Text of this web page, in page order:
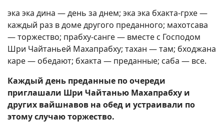
эка эка дина — день за днем; эка эка бхакта-грхе —
каждый раз в доме другого преданного; махотсава
— торжество; прабху-санге — вместе с Господом
Шри Чайтаньей Махапрабху; тахан — там; бходжана
каре — обедают; бхакта — преданные; саба — все.
Каждый день преданные по очереди
приглашали Шри Чайтанью Махапрабху и
других вайшнавов на обед и устраивали по
этому случаю торжество.